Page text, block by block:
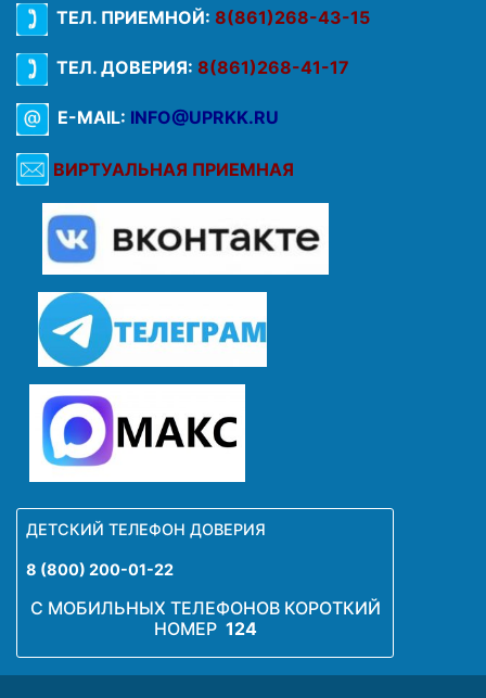
ТЕЛ. ПРИЕМНОЙ: 8(861)268-43-15
ТЕЛ. ДОВЕРИЯ: 8(861)268-41-17
E-MAIL: INFO@UPRKK.RU
ВИРТУАЛЬНАЯ ПРИЕМНАЯ
ДЕТСКИЙ ТЕЛЕФОН ДОВЕРИЯ
8 (800) 200-01-22
С МОБИЛЬНЫХ ТЕЛЕФОНОВ КОРОТКИЙ
НОМЕР 124